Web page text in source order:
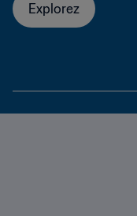
Explorez